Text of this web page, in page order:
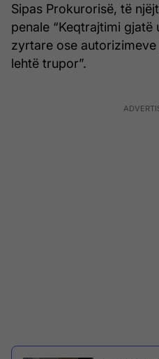
Sipas Prokurorisë, të
penale “Keqtrajtimi
zyrtare ose autorizimeve
lehtë trupor”.